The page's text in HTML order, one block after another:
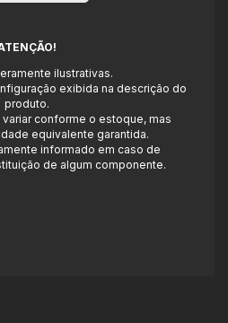
ilustrativas.
exibida na descrição do
produto.
conforme o estoque, mas
equivalente garantida.
informado em caso de
de algum componente.